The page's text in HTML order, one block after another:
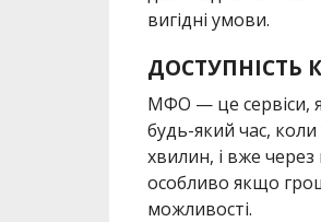
вигідні умови.
ДОСТУПНІСТЬ
МФО — це сервіси,
будь-який час, коли
хвилин, і вже
особливо якщо
можливості.